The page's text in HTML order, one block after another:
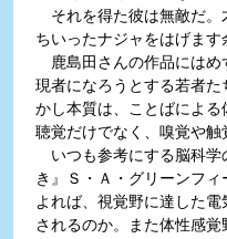
それを得た彼は無敵だ。
ちいったナジャをはげます
鹿島田さんの作品にはめ
現者になろうとする若者
かし本質は、ことばによる
聴覚だけでなく、嗅覚や触
いつも参考にする脳科学
き』Ｓ・Ａ・グリーンフ
よれば、視覚野に達した
されるのか。また体性感